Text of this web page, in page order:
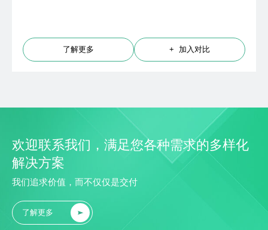
了解更多 + 加入对比
欢迎联系我们，满足您各种需求的多样化
解决方案
我们追求价值，而不仅仅是交付
了解更多